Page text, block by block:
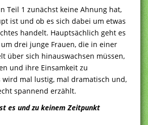
Teil 1 zunächst keine Ahnung hat,
ist und ob es sich dabei um etwas
handelt. Hauptsächlich geht es
drei junge Frauen, die in einer
über sich hinauswachsen müssen,
und ihre Einsamkeit zu
wird mal lustig, mal dramatisch und,
spannend erzählt.
es und zu keinem Zeitpunkt